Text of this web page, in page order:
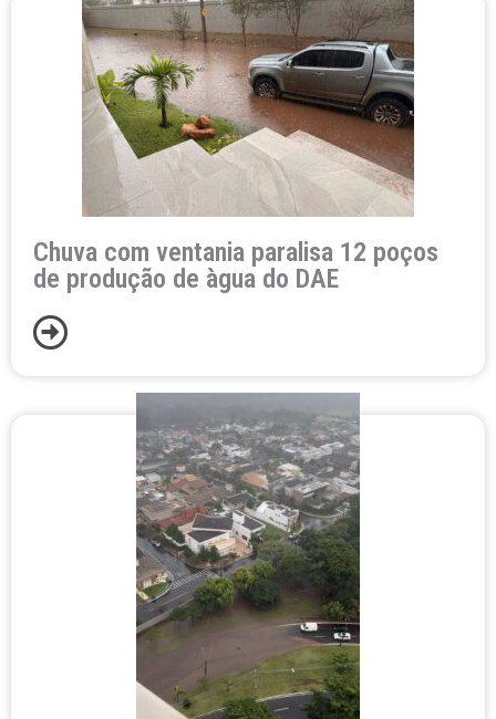
Chuva com ventania paralisa 12 poços
de produção de àgua do DAE